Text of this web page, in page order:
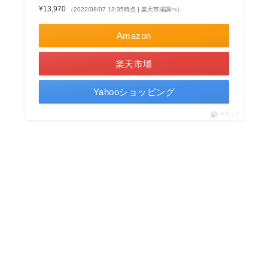
¥13,970
（2022/08/07 13:35時点 | 楽天市場調べ）
Amazon
楽天市場
Yahooショッピング
ポチップ